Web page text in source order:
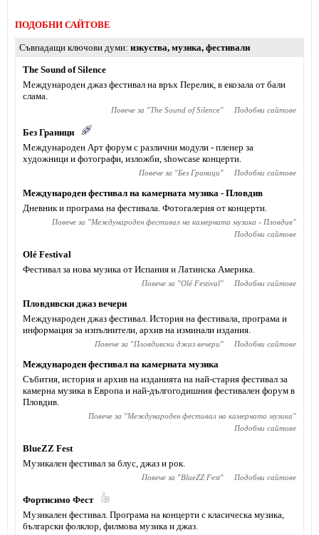
ПОДОБНИ САЙТОВЕ
Съвпадащи ключови думи изкуства, музика, фестивали
The Sound of Silence
Международен джаз фестивал на връх Перелик, в екозала от бали
слама.
Повече за "The Sound of Silence" Подобни сайтове
Без Граници
Международен Арт форум с различни модули - пленер за
художници и фотографи, изложби, showcase концерти.
Повече за "Без Граници" Подобни сайтове
Международен фестивал на камерната музика - Пловдив
Дневник и програма на фестивала. Фотогалерия от концерти.
Повече за "Международен фестивал на камерната музика - Пловдив"
Подобни сайтове
Olé Festival
Фестивал за нова музика от Испания и Латинска Америка.
Повече за "Olé Festival" Подобни сайтове
Пловдивски джаз вечери
Международен джаз фестивал. История на фестивала, програма и
информация за изпълнители, архив на изминали издания.
Повече за "Пловдивски джаз вечери" Подобни сайтове
Международен фестивал на камерната музика
Събития, история и архив на изданията на най-стария фестивал за
камерна музика в Европа и най-дългогодишния фестивален форум в
Пловдив.
Повече за "Международен фестивал на камерната музика"
Подобни сайтове
BlueZZ Fest
Музикален фестивал за блус, джаз и рок.
Повече за "BlueZZ Fest" Подобни сайтове
Фортисимо Фест
Музикален фестивал. Програма на концерти с класическа музика,
български фолклор, филмова музика и джаз.